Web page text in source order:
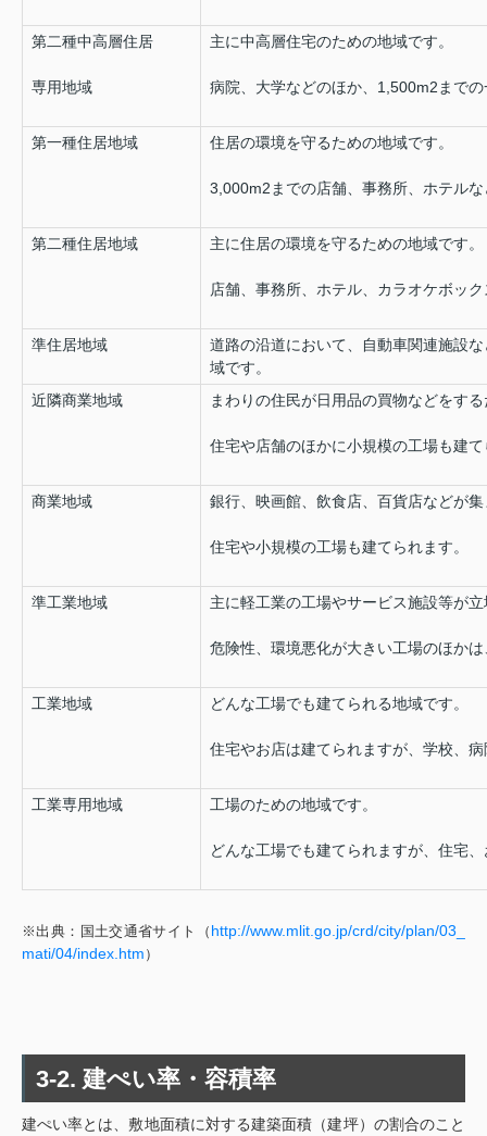
第二種中高層住居
専用地域
主に中高層住宅のための地域です。
病院、大学などのほか、1,500m2まで
第一種住居地域 住居の環境を守るための地域です。
3,000m2までの店舗、事務所、ホテル
第二種住居地域 主に住居の環境を守るための地域です。
店舗、事務所、ホテル、カラオケボッ
準住居地域
道路の沿道において、自動車関連施設
域です。
近隣商業地域
まわりの住民が日用品の買物などをす
住宅や店舗のほかに小規模の工場も建
商業地域 銀行、映画館、飲食店、百貨店などが
住宅や小規模の工場も建てられます。
準工業地域 主に軽工業の工場やサービス施設等が
危険性、環境悪化が大きい工場のほか
工業地域 どんな工場でも建てられる地域です。
住宅やお店は建てられますが、学校、
工業専用地域 工場のための地域です。
どんな工場でも建てられますが、住宅
※出典：国土交通省サイト（ http://www.mlit.go.jp/crd/city/plan/03_
mati/04/index.htm ）
3-2. 建ぺい率・容積率
建ぺい率とは、敷地面積に対する建築面積（建坪）の割合のこと